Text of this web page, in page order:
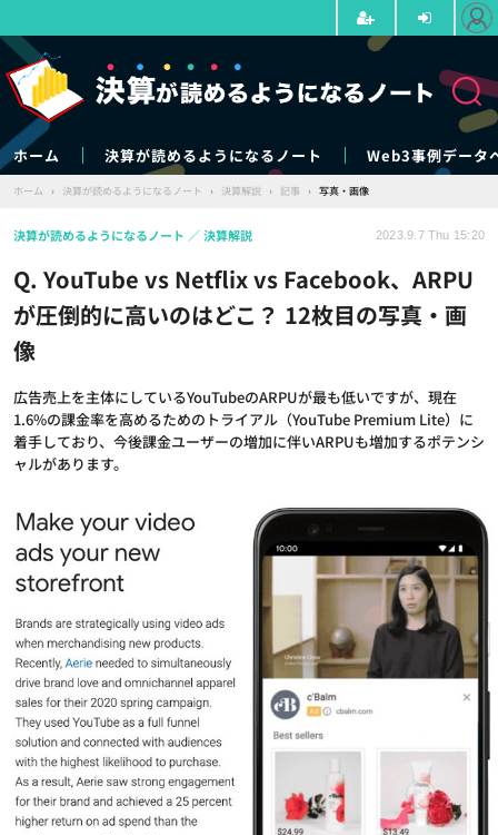
ホーム 決算が読めるようになるノート Web3事例データ
ホーム › 決算が読めるようになるノート › 決算解説 › 記事 › 写真・画像
Q. YouTube vs Netflix vs Facebook、ARPU
が圧倒的に高いのはどこ？ 12枚目の写真・画
像
広告売上を主体にしているYouTubeのARPUが最も低いですが、現在
1.6%の課金率を高めるためのトライアル（YouTube Premium Lite）に
着手しており、今後課金ユーザーの増加に伴いARPUも増加するポテンシ
ャルがあります。
決算が読めるようになるノート 決算解説 2023.9.7 Thu 15:20